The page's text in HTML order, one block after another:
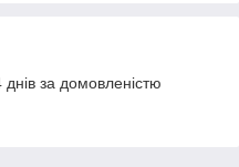
за домовленістю